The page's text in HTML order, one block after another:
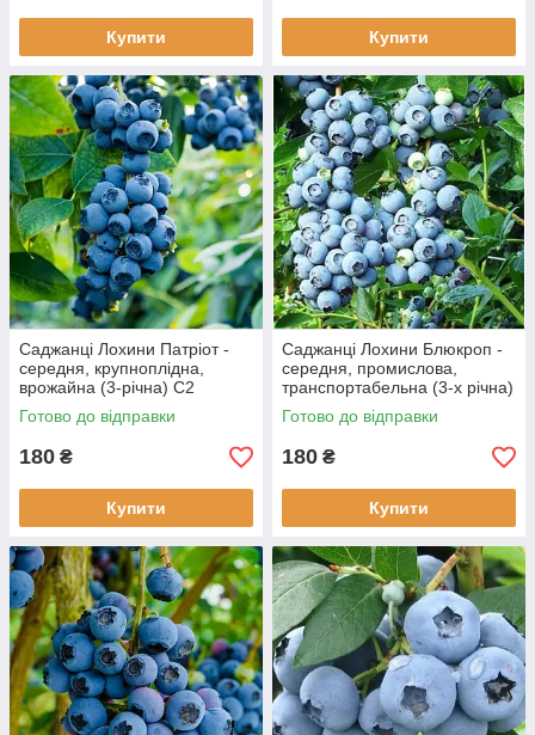
Купити Купити
Саджанці Лохини Патріот -
середня, крупноплідна,
врожайна (3-річна) С2
Готово до відправки
180 ₴
Купити
Саджанці Лохини Блюкроп -
середня, промислова,
транспортабельна (3-х річна)
С2
Готово до відправки
180 ₴
Купити